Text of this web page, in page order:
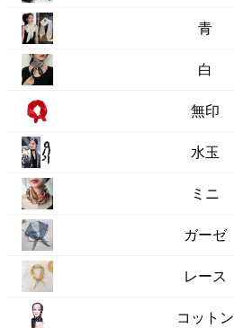
青
白
無印
水玉
ミニ
ガーゼ
レース
コットン